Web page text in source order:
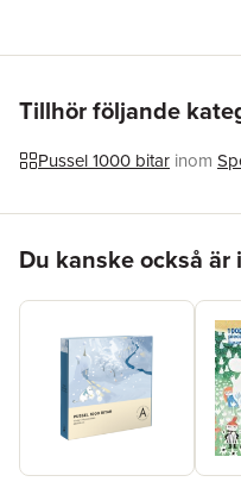
Tillhör följande
Pussel 1000 bitar inom
Du kanske också